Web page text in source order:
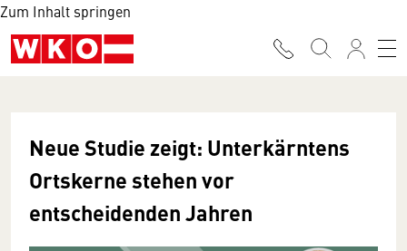
Zum Inhalt springen
Neue Studie zeigt: Unterkärntens
Ortskerne stehen vor
entscheidenden Jahren